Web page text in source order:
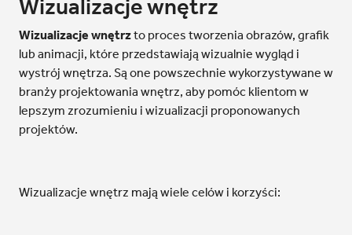
Wizualizacje wnętrz
Wizualizacje wnętrzto proces tworzenia obrazów, grafik
lub animacji, które przedstawiają wizualnie wygląd i
wystrój wnętrza. Są one powszechnie wykorzystywane w
branży projektowania wnętrz, aby pomóc klientom w
lepszym zrozumieniu i wizualizacji proponowanych
projektów.
Wizualizacje wnętrz mają wiele celów i korzyści: